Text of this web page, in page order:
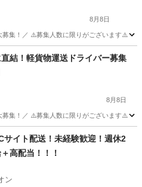
8月8日
募集！／ ⚠️募集人数に限りがございます⚠️
結！軽貨物運送ドライバー募集
8月8日
募集！／ ⚠️募集人数に限りがございます⚠️
サイト配送！未経験歓迎！週休2
高配当！！！
ン